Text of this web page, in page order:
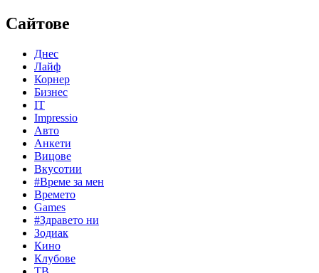
Сайтове
Днес
Лайф
Корнер
Бизнес
IT
Impressio
Авто
Анкети
Вицове
Вкусотии
#Време за мен
Времето
Games
#Здравето ни
Зодиак
Кино
Клубове